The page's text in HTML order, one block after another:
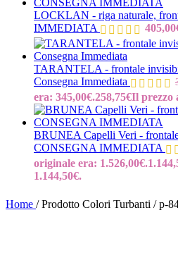
LOCKLAN - riga naturale,
IMMEDIATA
405,00
TARANTELA - frontale
Consegna Immediata
era: 345,00€.258,75€Il prezzo
BRUNEA Capelli Veri -
CONSEGNA IMMEDIATA
originale era: 1.526,00€.
1.144,50€.
Home / Prodotto Colori Turbanti / p-